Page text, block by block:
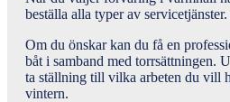
beställa alla typer av servicetjänster.
Om du önskar kan du få en
båt i samband med torrsättningen.
ta ställning till vilka arbeten du vill
vintern.